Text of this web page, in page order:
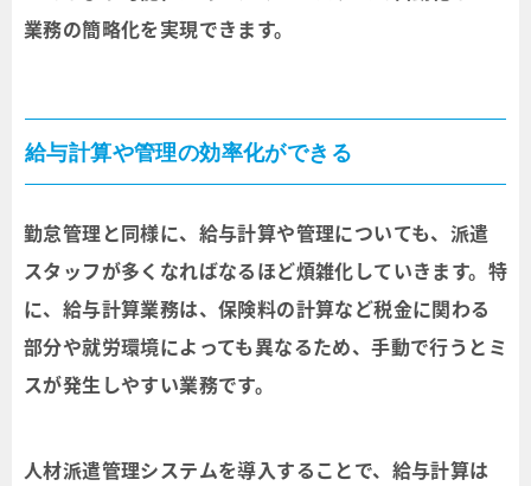
業務の簡略化を実現できます。
給与計算や管理の効率化ができる
勤怠管理と同様に、給与計算や管理についても、派遣
スタッフが多くなればなるほど煩雑化していきます。特
に、給与計算業務は、保険料の計算など税金に関わる
部分や就労環境によっても異なるため、手動で行うとミ
スが発生しやすい業務です。
人材派遣管理システムを導入することで、給与計算は